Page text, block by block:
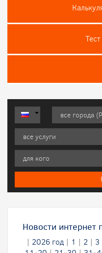
Новости интернет
| 2026 год| 1 | 2| 3